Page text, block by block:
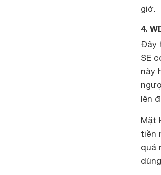
giờ.
4.
Đây
SE
này
lên
Mặt
tiền
quá